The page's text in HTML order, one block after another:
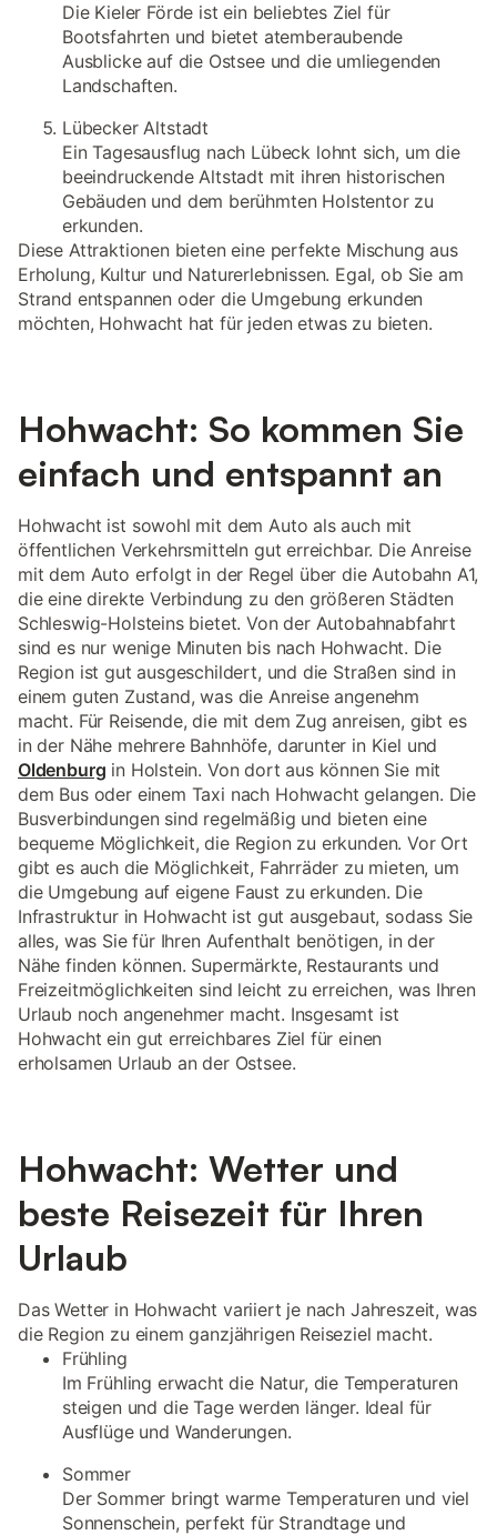
Die Kieler Förde ist ein beliebtes Ziel für
Bootsfahrten und bietet atemberaubende
Ausblicke auf die Ostsee und die umliegenden
Landschaften.
Lübecker Altstadt
Ein Tagesausflug nach Lübeck lohnt sich, um die
beeindruckende Altstadt mit ihren historischen
Gebäuden und dem berühmten Holstentor zu
erkunden.
Diese Attraktionen bieten eine perfekte Mischung aus
Erholung, Kultur und Naturerlebnissen. Egal, ob Sie am
Strand entspannen oder die Umgebung erkunden
möchten, Hohwacht hat für jeden etwas zu bieten.
Hohwacht: So kommen Sie
einfach und entspannt an
Hohwacht ist sowohl mit dem Auto als auch mit
öffentlichen Verkehrsmitteln gut erreichbar. Die Anreise
mit dem Auto erfolgt in der Regel über die Autobahn A1,
die eine direkte Verbindung zu den größeren Städten
Schleswig-Holsteins bietet. Von der Autobahnabfahrt
sind es nur wenige Minuten bis nach Hohwacht. Die
Region ist gut ausgeschildert, und die Straßen sind in
einem guten Zustand, was die Anreise angenehm
macht. Für Reisende, die mit dem Zug anreisen, gibt es
in der Nähe mehrere Bahnhöfe, darunter in Kiel und
Oldenburg in Holstein. Von dort aus können Sie mit
dem Bus oder einem Taxi nach Hohwacht gelangen. Die
Busverbindungen sind regelmäßig und bieten eine
bequeme Möglichkeit, die Region zu erkunden. Vor Ort
gibt es auch die Möglichkeit, Fahrräder zu mieten, um
die Umgebung auf eigene Faust zu erkunden. Die
Infrastruktur in Hohwacht ist gut ausgebaut, sodass Sie
alles, was Sie für Ihren Aufenthalt benötigen, in der
Nähe finden können. Supermärkte, Restaurants und
Freizeitmöglichkeiten sind leicht zu erreichen, was Ihren
Urlaub noch angenehmer macht. Insgesamt ist
Hohwacht ein gut erreichbares Ziel für einen
erholsamen Urlaub an der Ostsee.
Hohwacht: Wetter und
beste Reisezeit für Ihren
Urlaub
Das Wetter in Hohwacht variiert je nach Jahreszeit, was
die Region zu einem ganzjährigen Reiseziel macht.
Frühling
Im Frühling erwacht die Natur, die Temperaturen
steigen und die Tage werden länger. Ideal für
Ausflüge und Wanderungen.
Sommer
Der Sommer bringt warme Temperaturen und viel
Sonnenschein, perfekt für Strandtage und